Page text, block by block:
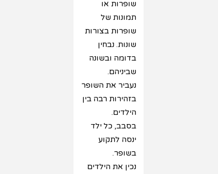
שופרות או
תמונות של
שופרות בצורות
שונות. נבחין
בדומה ובשונה
שביניהם.
נעביר את השופר
בזהירות רבה בין
הילדים.
בסבב, כל ילד
ינסה לתקוע
בשופר.
נכין את הילדים